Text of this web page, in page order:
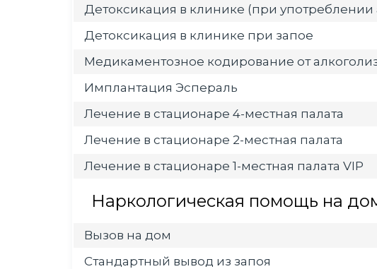
Детоксикация в клинике (при употреблении
Детоксикация в клинике при запое
Медикаментозное кодирование от
Имплантация Эспераль
Лечение в стационаре 4-местная палата
Лечение в стационаре 2-местная палата
Лечение в стационаре 1-местная палата VIP
Наркологическая помощь на
Вызов на дом
Стандартный вывод из запоя